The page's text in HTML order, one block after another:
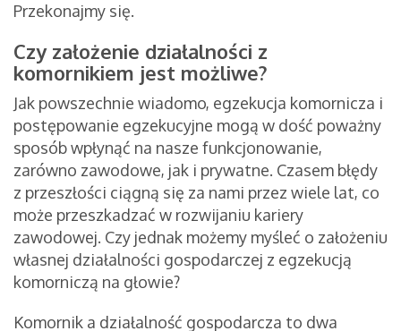
Przekonajmy się.
Czy założenie działalności z
komornikiem jest możliwe?
Jak powszechnie wiadomo, egzekucja komornicza i
postępowanie egzekucyjne mogą w dość poważny
sposób wpłynąć na nasze funkcjonowanie,
zarówno zawodowe, jak i prywatne. Czasem błędy
z przeszłości ciągną się za nami przez wiele lat, co
może przeszkadzać w rozwijaniu kariery
zawodowej. Czy jednak możemy myśleć o założeniu
własnej działalności gospodarczej z egzekucją
komorniczą na głowie?
Komornik a działalność gospodarcza to dwa